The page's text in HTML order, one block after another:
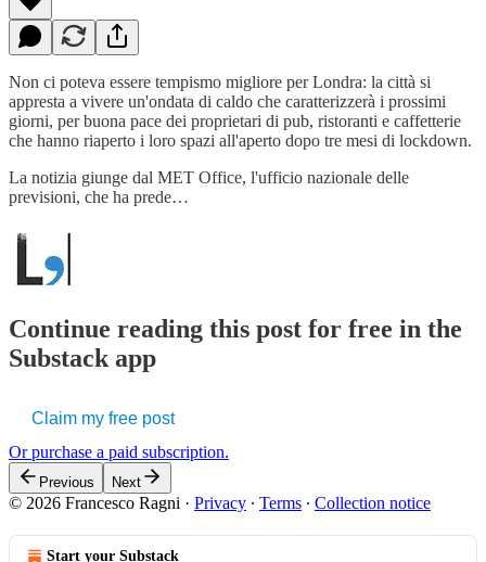
Non ci poteva essere tempismo migliore per Londra: la città si
appresta a vivere un'ondata di caldo che caratterizzerà i prossimi
giorni, per buona pace dei proprietari di pub, ristoranti e caffetterie
che hanno riaperto i loro spazi all'aperto dopo tre mesi di lockdown.
La notizia giunge dal MET Office, l'ufficio nazionale delle
previsioni, che ha prede…
Continue reading this post for free in the
Substack app
Claim my free post
Or purchase a paid subscription.
Previous Next
© 2026 Francesco Ragni · Privacy ∙ Terms ∙ Collection notice
Start your Substack